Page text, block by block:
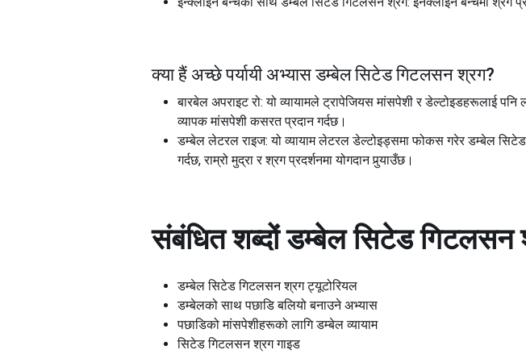
क्या हैं अच्छे पर्यायी अभ्यास डम्बेल सिटेड गिटलसन श्रग?
बारबेल अपराइट रो: यो व्यायामले ट्रापेजियस मांसपेशी र डेल्टोइडहरूलाई
व्यापक मांसपेशी कसरत प्रदान गर्दछ।
डम्बेल लेटरल राइज: यो व्यायाम लेटरल डेल्टोइड्समा फोकस गरेर डम्बेल
गर्दछ, राम्रो मुद्रा र श्रग प्रदर्शनमा योगदान पुर्‍याउँछ।
संबंधित शब्दों डम्बेल सिटेड गिटलसन
डम्बेल सिटेड गिटलसन श्रग ट्यूटोरियल
डम्बेलको साथ पछाडि बलियो बनाउने अभ्यास
पछाडिको मांसपेशीहरूको लागि डम्बेल व्यायाम
सिटेड गिटलसन श्रग गाइड